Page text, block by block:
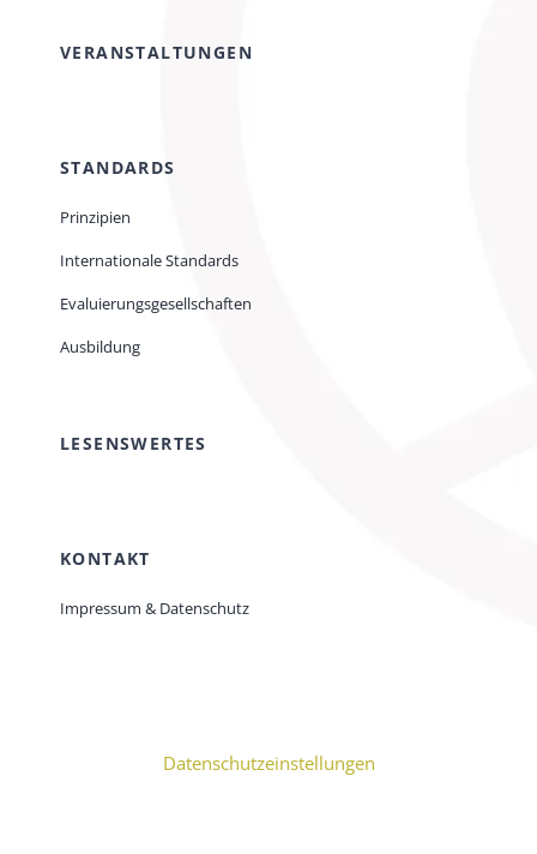
VERANSTALTUNGEN
STANDARDS
Prinzipien
Internationale Standards
Evaluierungsgesellschaften
Ausbildung
LESENSWERTES
KONTAKT
Impressum & Datenschutz
Datenschutzeinstellungen